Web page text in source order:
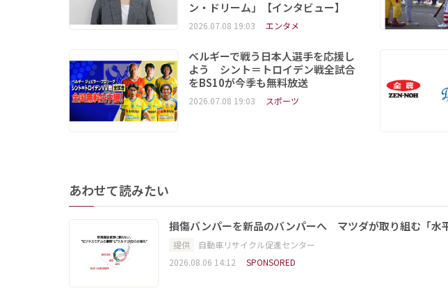
ン・ドリーム」【インタビュー】
2026.07.08 19:03 エンタメ
ベルギーで戦う日本人選手を応援し
よう シント＝トロイデン戦全試合
をBS10が今季も無料放送
2026.07.08 19:03 スポーツ
あわせて読みたい
損傷バンパーを新品のバンパーへ マツダが取り組む「水
提供
自動車リサイクル促進センター
2026.08.06 14:12
SPONSORED